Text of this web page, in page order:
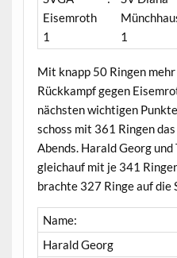
Eisemroth
1
1
Mit knapp 50 Ringen
Rückkampf gegen
nächsten wichtigen
schoss mit 361 Ringen
Abends. Harald Georg und
gleichauf mit je 341
brachte 327 Ringe auf die
Name:
Harald Georg